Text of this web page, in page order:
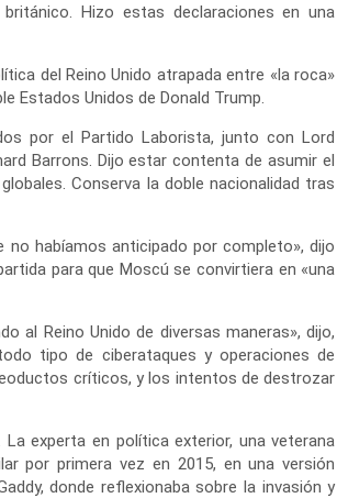
Hizo estas declaraciones en una
del Reino Unido atrapada entre «la roca»
Estados Unidos de Donald Trump.
por el Partido Laborista, junto con Lord
Barrons. Dijo estar contenta de asumir el
Conserva la doble nacionalidad tras
no habíamos anticipado por completo», dijo
para que Moscú se convirtiera en «una
al Reino Unido de diversas maneras», dijo,
tipo de ciberataques y operaciones de
críticos, y los intentos de destrozar
experta en política exterior, una veterana
por primera vez en 2015, en una versión
donde reflexionaba sobre la invasión y